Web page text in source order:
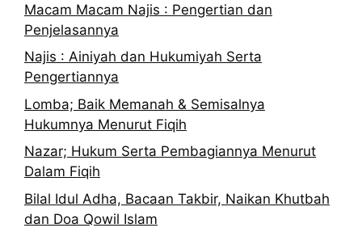
Macam Macam Najis : Pengertian dan
Penjelasannya
Najis : Ainiyah dan Hukumiyah Serta
Pengertiannya
Lomba; Baik Memanah & Semisalnya
Hukumnya Menurut Fiqih
Nazar; Hukum Serta Pembagiannya Menurut
Dalam Fiqih
Bilal Idul Adha, Bacaan Takbir, Naikan Khutbah
dan Doa Qowil Islam